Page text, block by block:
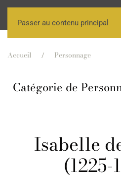
Passer au contenu principal
Accueil Personnage
Catégorie de
Isabelle
(1225-